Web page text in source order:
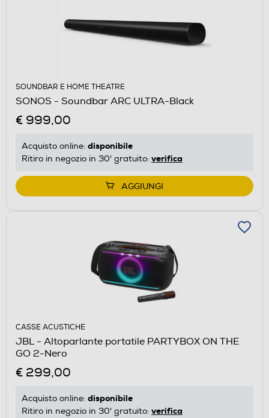
SOUNDBAR E HOME THEATRE
SONOS - Soundbar ARC ULTRA-Black
€ 999,00
Acquisto online: disponibile
Ritiro in negozio in 30' gratuito: verifica
AGGIUNGI
CASSE ACUSTICHE
JBL - Altoparlante portatile PARTYBOX ON THE
GO 2-Nero
€ 299,00
Acquisto online: disponibile
Ritiro in negozio in 30' gratuito: verifica